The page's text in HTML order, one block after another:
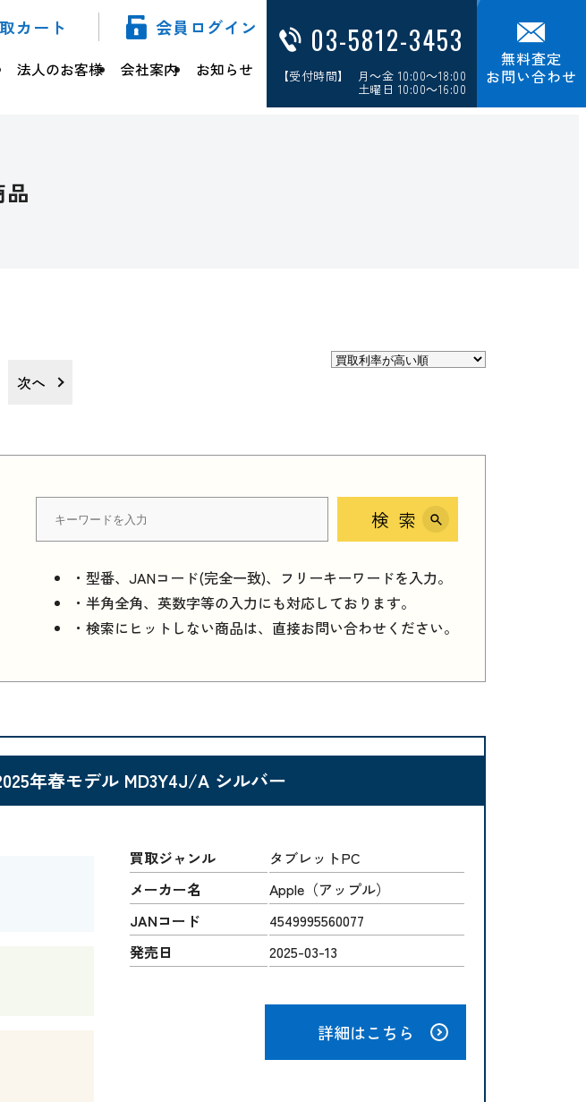
カート 会員ログイン
法人のお客様 会社案内 お知らせ
03-5812-3453
【受付時間】 月～金 10:00～18:00
土曜日 10:00～16:00
無料査定
お問い合わせ
品
次へ
検索
・型番、JANコード(完全一致)、フリーキーワードを入力。
・半角全角、英数字等の入力にも対応しております。
・検索にヒットしない商品は、直接お問い合わせください。
年春モデル MD3Y4J/A シルバー
買取ジャンル
タブレットPC
メーカー名
Apple（アップル）
JANコード
4549995560077
発売日
2025-03-13
詳細はこちら